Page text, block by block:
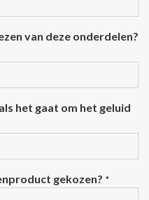
van deze onderdelen?
het gaat om het geluid
gekozen? *